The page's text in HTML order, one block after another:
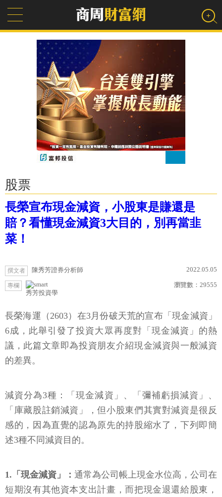
股票
長榮宣布現金減資，小股東是賺還是
賠？看懂現金減資3大目的，別再當韭
菜！
撰文者 陳秀芳證券分析師 2022.05.05
專欄
秀芳投資學
瀏覽數： 29555
長榮海運（2603）在3月份破天荒的宣布「現金減資」
6成，此舉引發了投資大眾再度對「現金減資」的熱
議，此篇文章即為投資朋友介紹現金減資與一般減資
的差異。
減資分為3種：「現金減資」、「彌補虧損減資」、
「庫藏股註銷減資」，但小股東們其實對減資是很反
感的，因為直覺的認為原先的持股縮水了，下列即簡
述3種不同減資目的。
1.「現金減資」： 通常為公司帳上現金水位高，公司在
短期沒有其他資本支出計畫，而把現金退還給股東，